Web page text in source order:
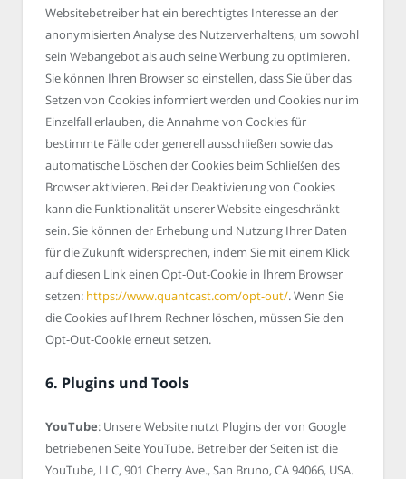
Websitebetreiber hat ein berechtigtes Interesse an der
anonymisierten Analyse des Nutzerverhaltens, um sowohl
sein Webangebot als auch seine Werbung zu optimieren.
Sie können Ihren Browser so einstellen, dass Sie über das
Setzen von Cookies informiert werden und Cookies nur im
Einzelfall erlauben, die Annahme von Cookies für
bestimmte Fälle oder generell ausschließen sowie das
automatische Löschen der Cookies beim Schließen des
Browser aktivieren. Bei der Deaktivierung von Cookies
kann die Funktionalität unserer Website eingeschränkt
sein. Sie können der Erhebung und Nutzung Ihrer Daten
für die Zukunft widersprechen, indem Sie mit einem Klick
auf diesen Link einen Opt-Out-Cookie in Ihrem Browser
setzen: https://www.quantcast.com/opt-out/. Wenn Sie
die Cookies auf Ihrem Rechner löschen, müssen Sie den
Opt-Out-Cookie erneut setzen.
6. Plugins und Tools
YouTube: Unsere Website nutzt Plugins der von Google
betriebenen Seite YouTube. Betreiber der Seiten ist die
YouTube, LLC, 901 Cherry Ave., San Bruno, CA 94066, USA.